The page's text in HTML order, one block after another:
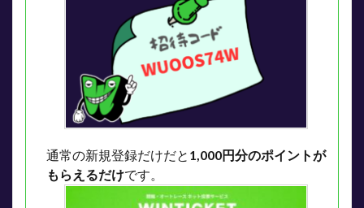
通常の新規登録だけだと 1,000円分のポイントが
もらえるだけです。